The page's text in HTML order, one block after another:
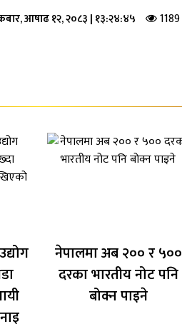
आषाढ १२, २०८३ | १३:२४:४५ 1189
नेपालमा अब २०० र ५००
दरका भारतीय नोट पनि
बोक्न पाइने